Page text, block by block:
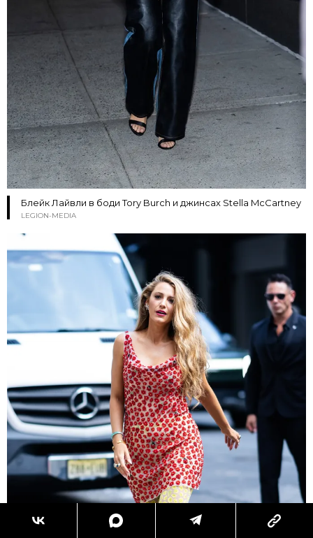
Блейк Лайвли в боди Tory Burch и джинсах Stella McCartney
LEGION-MEDIA